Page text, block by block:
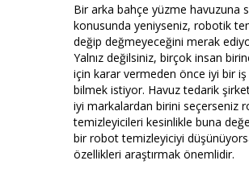
Bir arka bahçe yüzme havuzuna
konusunda yeniyseniz, robotik
değip değmeyeceğini merak
Yalnız değilsiniz, birçok insan
için karar vermeden önce iyi bir iş
bilmek istiyor. Havuz tedarik
iyi markalardan birini seçerseniz
temizleyicileri kesinlikle buna
bir robot temizleyiciyi
özellikleri araştırmak önemlidir.